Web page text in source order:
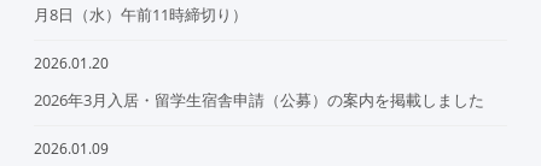
月8日（水）午前11時締切り）
2026.01.20
2026年3月入居・留学生宿舎申請（公募）の案内を掲載しました
2026.01.09